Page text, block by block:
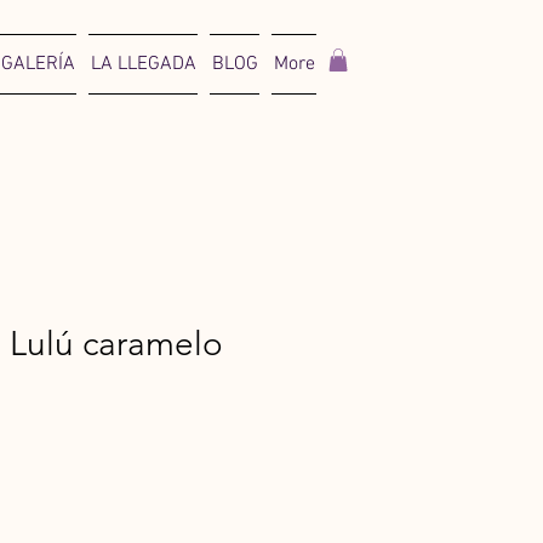
GALERÍA LA LLEGADA BLOG More
Lulú caramelo